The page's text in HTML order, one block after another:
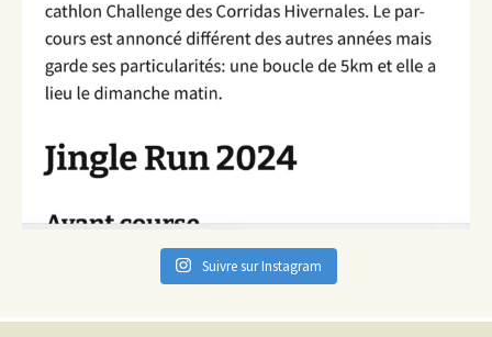
Suivre sur Instagram